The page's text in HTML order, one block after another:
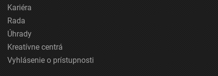
Kariéra
Rada
Úhrady
Kreatívne centrá
Vyhlásenie o prístupnosti